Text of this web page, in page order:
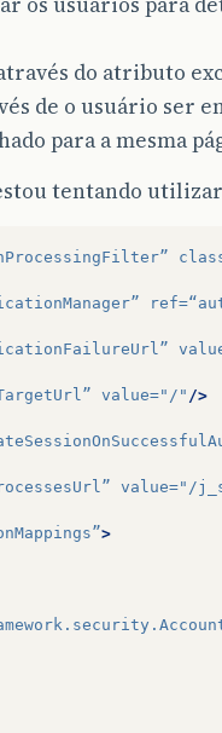
do atributo
de o usuário ser
para a mesma
tentando
ref=
value="/" />
value="/
>